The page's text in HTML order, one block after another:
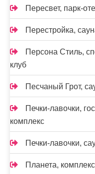
Пересвет, парк-
Перестройка,
Персона Стиль,
клуб
Песчаный Грот,
Печки-лавочки,
комплекс
Печки-лавочки,
Планета, комплекс